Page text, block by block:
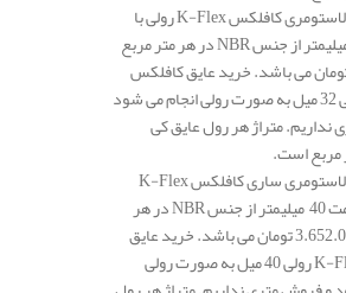
قیمت عایق الاستومری کافلکس K-Flex رولی با
ضخامت 32 میلیمتر از جنس NBR در هر متر مربع
تومان می باشد. خرید عایق کافلکس
K-Flex رولی 32 میل به صورت رولی انجام می شود
متراژ هر رول عایق کی
قیمت عایق الاستومری ساری کافلکس K-Flex
رولی با ضخامت 40 میلیمتر از جنس NBR در هر
متر مربع 3.652.000 تومان می باشد. خرید عایق
کافلکس K-Flex رولی 40 میل به صورت رولی